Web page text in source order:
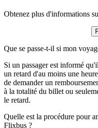
Obtenez plus d'informations
Que se passe-t-il si mon
Si un passager est informé
un retard d'au moins une
de demander un
à la totalité du billet ou
le retard.
Quelle est la procédure pour
Flixbus ?